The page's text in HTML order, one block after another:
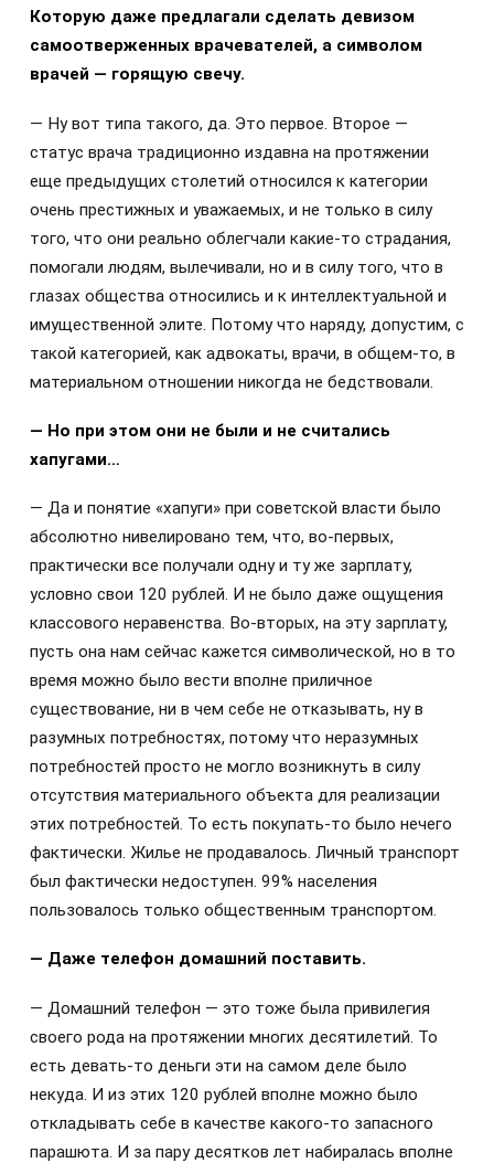
Которую даже предлагали сделать девизом
самоотверженных врачевателей, а символом
врачей — горящую свечу.
— Ну вот типа такого, да. Это первое. Второе —
статус врача традиционно издавна на протяжении
еще предыдущих столетий относился к категории
очень престижных и уважаемых, и не только в силу
того, что они реально облегчали какие-то страдания,
помогали людям, вылечивали, но и в силу того, что в
глазах общества относились и к интеллектуальной и
имущественной элите. Потому что наряду, допустим, с
такой категорией, как адвокаты, врачи, в общем-то, в
материальном отношении никогда не бедствовали.
— Но при этом они не были и не считались
хапугами…
— Да и понятие «хапуги» при советской власти было
абсолютно нивелировано тем, что, во-первых,
практически все получали одну и ту же зарплату,
условно свои 120 рублей. И не было даже ощущения
классового неравенства. Во-вторых, на эту зарплату,
пусть она нам сейчас кажется символической, но в то
время можно было вести вполне приличное
существование, ни в чем себе не отказывать, ну в
разумных потребностях, потому что неразумных
потребностей просто не могло возникнуть в силу
отсутствия материального объекта для реализации
этих потребностей. То есть покупать-то было нечего
фактически. Жилье не продавалось. Личный транспорт
был фактически недоступен. 99% населения
пользовалось только общественным транспортом.
— Даже телефон домашний поставить.
— Домашний телефон — это тоже была привилегия
своего рода на протяжении многих десятилетий. То
есть девать-то деньги эти на самом деле было
некуда. И из этих 120 рублей вполне можно было
откладывать себе в качестве какого-то запасного
парашюта. И за пару десятков лет набиралась вполне